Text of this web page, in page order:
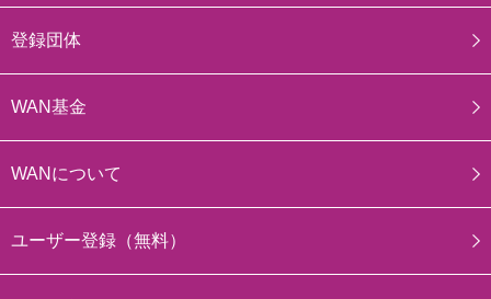
登録団体
WAN基金
WANについて
ユーザー登録（無料）